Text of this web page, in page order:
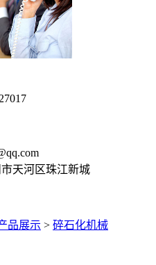
天河区珠江新城
品展示 > 碎石化机械